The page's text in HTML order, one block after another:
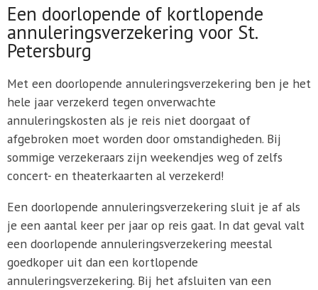
Een doorlopende of kortlopende
annuleringsverzekering voor St.
Petersburg
Met een doorlopende annuleringsverzekering ben je het
hele jaar verzekerd tegen onverwachte
annuleringskosten als je reis niet doorgaat of
afgebroken moet worden door omstandigheden. Bij
sommige verzekeraars zijn weekendjes weg of zelfs
concert- en theaterkaarten al verzekerd!
Een doorlopende annuleringsverzekering sluit je af als
je een aantal keer per jaar op reis gaat. In dat geval valt
een doorlopende annuleringsverzekering meestal
goedkoper uit dan een kortlopende
annuleringsverzekering. Bij het afsluiten van een